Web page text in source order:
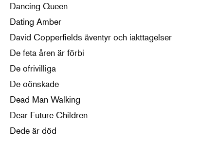
Dancing Queen
Dating Amber
David Copperfields äventyr och iakttagelser
De feta åren är förbi
De ofrivilliga
De oönskade
Dead Man Walking
Dear Future Children
Dede är död